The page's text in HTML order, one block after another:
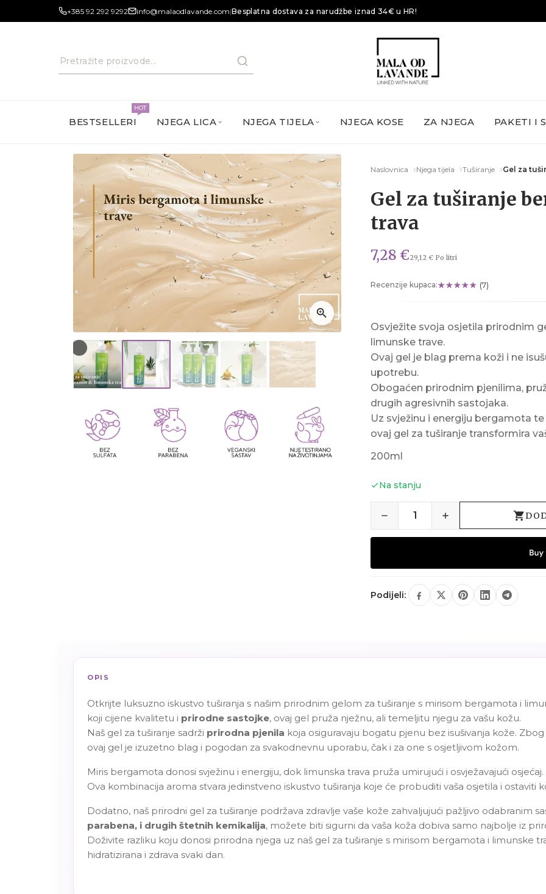
+385 92 292 9292 info@malaodlavande.com|Besplatna dostava za narudžbe iznad 34€ u HR!
BESTSELLERI
HOT
NJEGA LICA NJEGA TIJELA NJEGA KOSE ZA NJEGA PAKETI I
Naslovnica Njega tijela Tuširanje Gel za
Gel za tuširanje
trava
7,28 €29,12 € Po litri
Recenzije kupaca: (7)
Osvježite svoja osjetila prirodnim
limunske trave.
Ovaj gel je blag prema koži i ne
upotrebu.
Obogaćen prirodnim pjenilima,
drugih agresivnih sastojaka.
Uz svježinu i energiju bergamota
ovaj gel za tuširanje transformira
200ml
Na stanju
Podijeli:
OPIS
Otkrijte luksuzno iskustvo tuširanja s našim prirodnim gelom za tuširanje s mirisom bergamota i
koji cijene kvalitetu i prirodne sastojke, ovaj gel pruža nježnu, ali temeljitu njegu za vašu kožu.
Naš gel za tuširanje sadrži prirodna pjenila koja osiguravaju bogatu pjenu bez isušivanja kože.
ovaj gel je izuzetno blag i pogodan za svakodnevnu uporabu, čak i za one s osjetljivom kožom.
Miris bergamota donosi svježinu i energiju, dok limunska trava pruža umirujući i osvježavajući osjećaj.
Ova kombinacija aroma stvara jedinstveno iskustvo tuširanja koje će probuditi vaša osjetila i ostaviti
Dodatno, naš prirodni gel za tuširanje podržava zdravlje vaše kože zahvaljujući pažljivo odabranim
parabena, i drugih štetnih kemikalija, možete biti sigurni da vaša koža dobiva samo najbolje iz
Doživite razliku koju donosi prirodna njega uz naš gel za tuširanje s mirisom bergamota i limunske
hidratizirana i zdrava svaki dan.